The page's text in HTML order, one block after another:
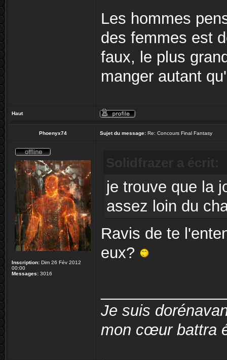
Les hommes
des femmes est
faux, le plus
manger autant
Haut
Phoenyx74 Sujet du message: Re: Concours Final Fantasy
Inscription: Dim 26 Fév 2012
00:00
Messages: 3016
je trouve que la
assez loin du
Ravis de te
eux?
Je suis
mon cœur battra